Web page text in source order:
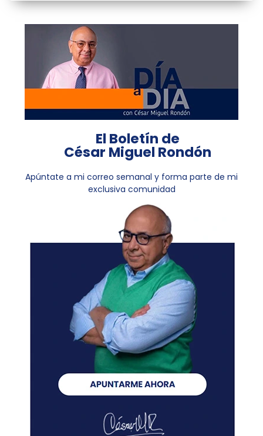
El Boletín de
César Miguel Rondón
Apúntate a mi correo semanal y forma parte de mi
exclusiva comunidad